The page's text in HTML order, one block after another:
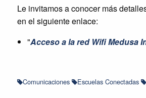
Le invitamos a conocer más
en el siguiente enlace:
"Acceso a la red Wifi Medusa
Comunicaciones Escuelas Conectadas